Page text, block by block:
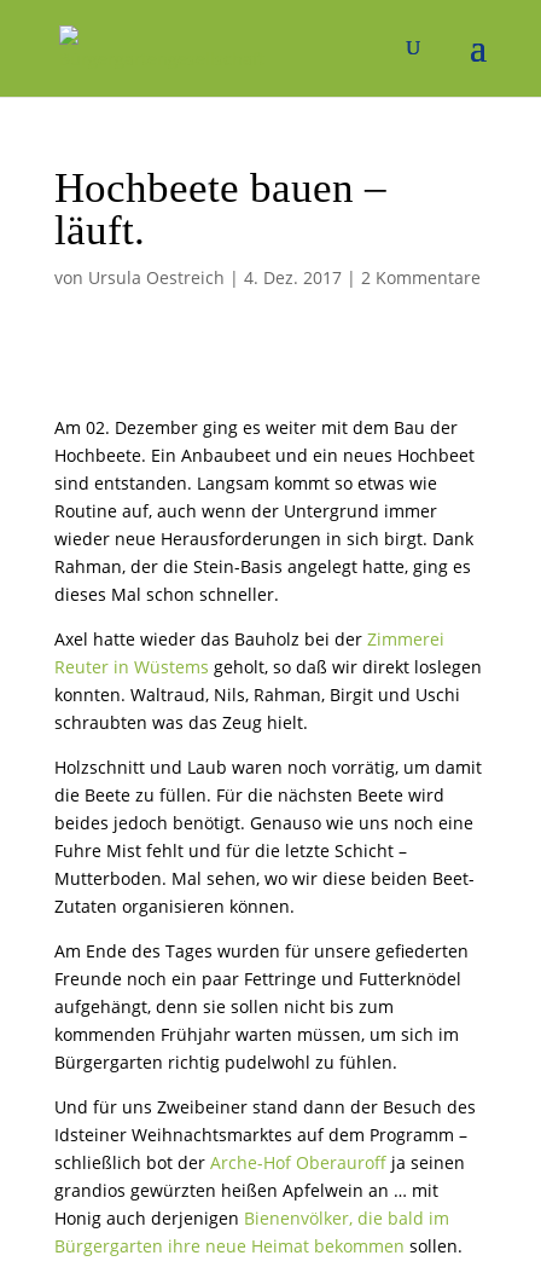
Hochbeete bauen –
läuft.
von Ursula Oestreich | 4. Dez. 2017| 2 Kommentare
Am 02. Dezember ging es weiter mit dem Bau der
Hochbeete. Ein Anbaubeet und ein neues Hochbeet
sind entstanden. Langsam kommt so etwas wie
Routine auf, auch wenn der Untergrund immer
wieder neue Herausforderungen in sich birgt. Dank
Rahman, der die Stein-Basis angelegt hatte, ging es
dieses Mal schon schneller.
Axel hatte wieder das Bauholz bei der Zimmerei
Reuter in Wüstems geholt, so daß wir direkt loslegen
konnten. Waltraud, Nils, Rahman, Birgit und Uschi
schraubten was das Zeug hielt.
Holzschnitt und Laub waren noch vorrätig, um damit
die Beete zu füllen. Für die nächsten Beete wird
beides jedoch benötigt. Genauso wie uns noch eine
Fuhre Mist fehlt und für die letzte Schicht –
Mutterboden. Mal sehen, wo wir diese beiden Beet-
Zutaten organisieren können.
Am Ende des Tages wurden für unsere gefiederten
Freunde noch ein paar Fettringe und Futterknödel
aufgehängt, denn sie sollen nicht bis zum
kommenden Frühjahr warten müssen, um sich im
Bürgergarten richtig pudelwohl zu fühlen.
Und für uns Zweibeiner stand dann der Besuch des
Idsteiner Weihnachtsmarktes auf dem Programm –
schließlich bot der Arche-Hof Oberauroffja seinen
grandios gewürzten heißen Apfelwein an … mit
Honig auch derjenigen Bienenvölker, die bald im
Bürgergarten ihre neue Heimat bekommen sollen.